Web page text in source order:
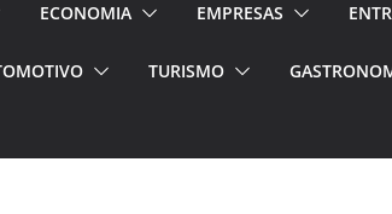
volta!ECONOMIA EMPRESAS
TURISMO